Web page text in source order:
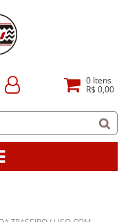
0 Itens
R$ 0,00